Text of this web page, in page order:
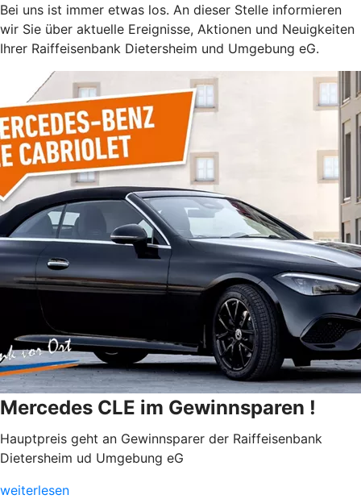
Bei uns ist immer etwas los. An dieser Stelle informieren
wir Sie über aktuelle Ereignisse, Aktionen und Neuigkeiten
Ihrer Raiffeisenbank Dietersheim und Umgebung eG.
Mercedes CLE im Gewinnsparen !
Hauptpreis geht an Gewinnsparer der Raiffeisenbank
Dietersheim ud Umgebung eG
weiterlesen